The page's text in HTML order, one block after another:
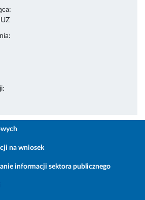
na wniosek
informacji sektora publicznego